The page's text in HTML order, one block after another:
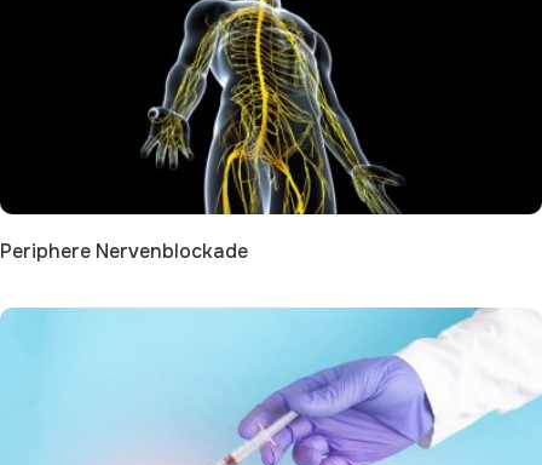
Periphere Nervenblockade